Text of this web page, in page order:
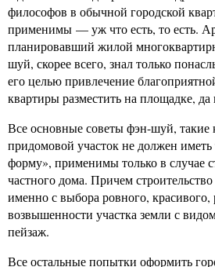
философов в обычной городской
применимы — уж что есть, то есть.
планировавший жилой
шуй, скорее всего, знал только
его целью привлечение
квартиры разместить на площадке, да
Все основные советы фэн-шуй, такие
придомовой участок не должен
форму», применимы только в случае
частного дома. Причем
именно с выбора ровного,
возвышенности участка земли с
пейзаж.
Все остальные попытки оформить